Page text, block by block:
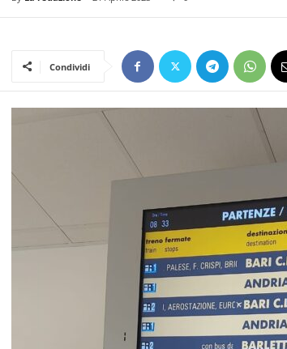
Condividi